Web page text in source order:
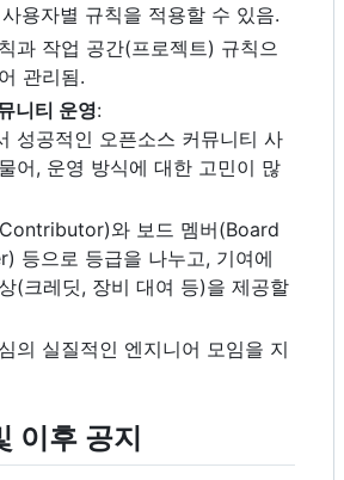
용자별 규칙을 적용할 수 있음.
과 작업 공간(프로젝트) 규칙으
관리됨.
니티 운영:
성공적인 오픈소스 커뮤니티 사
어, 운영 방식에 대한 고민이 많
와 보드 멤버(Board
등으로 등급을 나누고, 기여에
(크레딧, 장비 대여 등)을 제공할
의 실질적인 엔지니어 모임을 지
이후 공지